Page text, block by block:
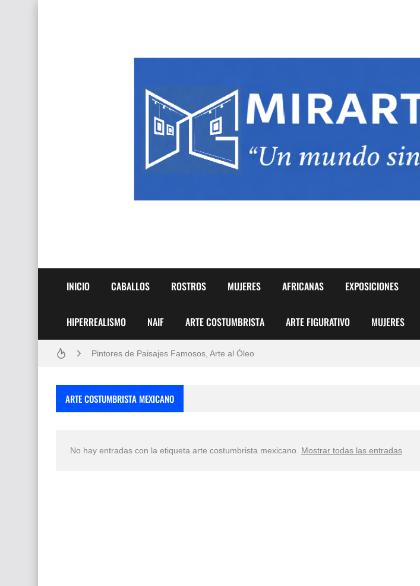
INICIO CABALLOS ROSTROS MUJERES AFRICANAS EXPOSICIONES
HIPERREALISMO NAIF ARTE COSTUMBRISTA ARTE FIGURATIVO MUJERES
Frutas y Flores Para Colorear Imágenes
Pintores de Paisajes Famosos, Arte al Óleo
ARTE COSTUMBRISTA MEXICANO
No hay entradas con la etiqueta arte costumbrista mexicano Mostrar todas las entradas